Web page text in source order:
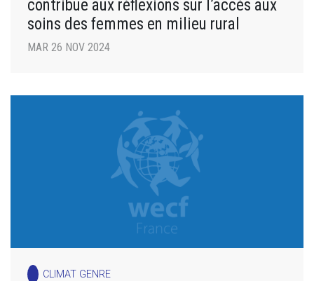
contribue aux réflexions sur l’accès aux
soins des femmes en milieu rural
MAR 26 NOV 2024
CLIMAT GENRE